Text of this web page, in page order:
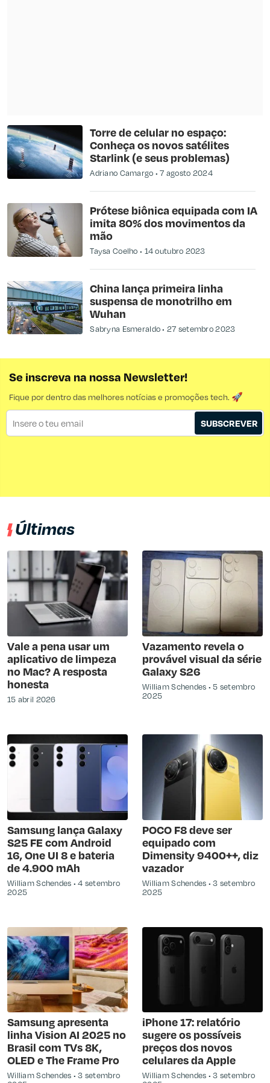
Torre de celular no espaço:
Conheça os novos satélites
Starlink (e seus problemas)
Adriano Camargo 7 agosto 2024
Prótese biônica equipada com IA
imita 80% dos movimentos da
mão
Taysa Coelho 14 outubro 2023
China lança primeira linha
suspensa de monotrilho em
Wuhan
Sabryna Esmeraldo 27 setembro 2023
Se inscreva na nossa Newsletter!
Fique por dentro das melhores notícias e promoções tech. 🚀
SUBSCREVER
Últimas
Vale a pena usar um
aplicativo de limpeza
no Mac? A resposta
honesta
15 abril 2026
Vazamento revela o
provável visual da série
Galaxy S26
William Schendes
5 setembro
2025
Samsung lança Galaxy
S25 FE com Android
16, One UI 8 e bateria
de 4.900 mAh
William Schendes
4 setembro
2025
POCO F8 deve ser
equipado com
Dimensity 9400++, diz
vazador
William Schendes
3 setembro
2025
Samsung apresenta
linha Vision AI 2025 no
Brasil com TVs 8K,
OLED e The Frame Pro
William Schendes
3 setembro
iPhone 17: relatório
sugere os possíveis
preços dos novos
celulares da Apple
William Schendes
3 setembro